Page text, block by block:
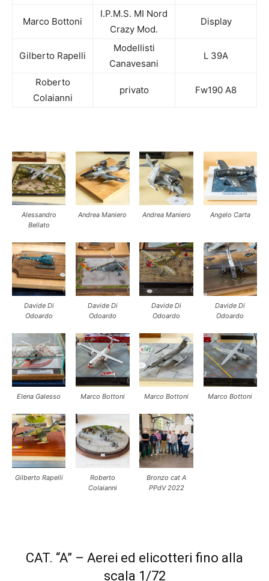
Marco Bottoni
I.P.M.S. MI Nord
Crazy Mod.
Display
Gilberto Rapelli
Modellisti
Canavesani
L 39A
Roberto
Colaianni
privato Fw190 A8
Alessandro
Bellato
Andrea Maniero Andrea Maniero Angelo Carta
Davide Di
Odoardo
Davide Di
Odoardo
Davide Di
Odoardo
Davide Di
Odoardo
Elena Galesso Marco Bottoni Marco Bottoni Marco Bottoni
Gilberto Rapelli
Roberto
Colaianni
Bronzo cat A
PPdV 2022
CAT. “A” – Aerei ed elicotteri fino alla
scala 1/72